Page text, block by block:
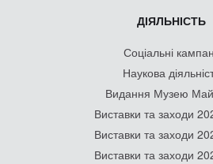
ДІЯЛЬНІСТЬ
Соціальні
Наукова
Видання Музею
Виставки та заходи
Виставки та заходи
Виставки та заходи